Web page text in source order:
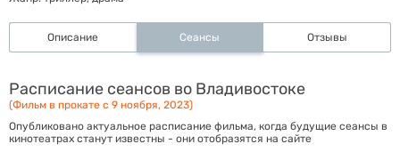
Описание Сеансы Отзывы
Расписание сеансов во Владивостоке
(Фильм в прокате с 9 ноября, 2023)
Опубликовано актуальное расписание фильма, когда будущие сеансы в
кинотеатрах станут известны - они отобразятся на сайте